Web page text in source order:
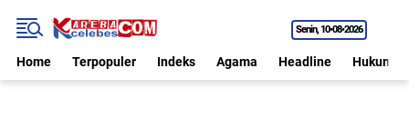
Senin 10•08•2026
Home Terpopuler Indeks Agama Headline Hukum